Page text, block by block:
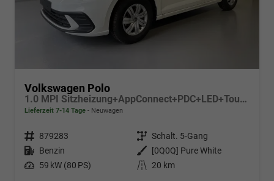
Volkswagen Polo
1.0 MPI Sitzheizung+AppConnect+PDC+LED+Touch+Lichtsensor+MultiLenkrad
Lieferzeit 7-14 Tage Neuwagen
Fahrzeugnr. 879283 Getriebe Schalt. 5-Gang
Kraftstoff Benzin Außenfarbe
[0Q0Q] Pure White
Leistung 59 kW (80 PS) Kilometerstand 20 km